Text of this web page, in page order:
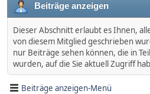
Beiträge anzeigen
Dieser Abschnitt erlaubt es Ihnen,
von diesem Mitglied geschrieben
nur Beiträge sehen können, die in
wurden, auf die Sie aktuell Zugriff
Beiträge anzeigen-Menü